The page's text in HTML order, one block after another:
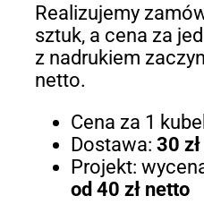
Realizujemy
sztuk, a cena za
z nadrukiem
netto.
Cena za 1
Dostawa: 30
Projekt:
od 40 zł netto